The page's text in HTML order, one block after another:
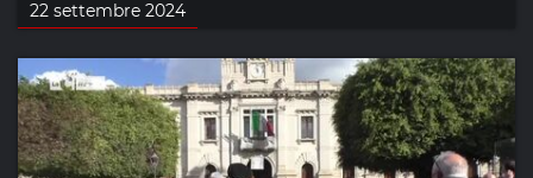
22 settembre 2024